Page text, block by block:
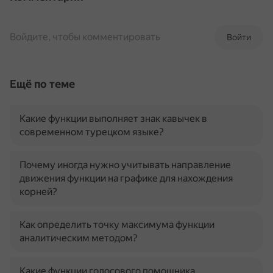
Войти
Войдите, чтобы комментировать
Ещё по теме
Какие функции выполняет знак кавычек в
современном турецком языке?
Почему иногда нужно учитывать направление
движения функции на графике для нахождения
корней?
Как определить точку максимума функции
аналитическим методом?